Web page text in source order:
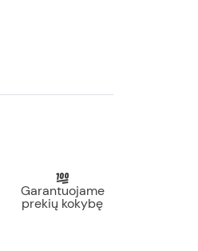
Garantuojame
prekių kokybę